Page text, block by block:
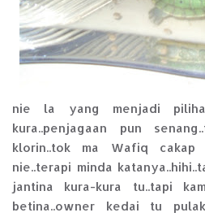
nie la yang menjadi
kura..penjagaan pun
klorin..tok ma Wafiq cakap
nie..terapi minda
jantina kura-kura tu..tapi
betina..owner kedai tu